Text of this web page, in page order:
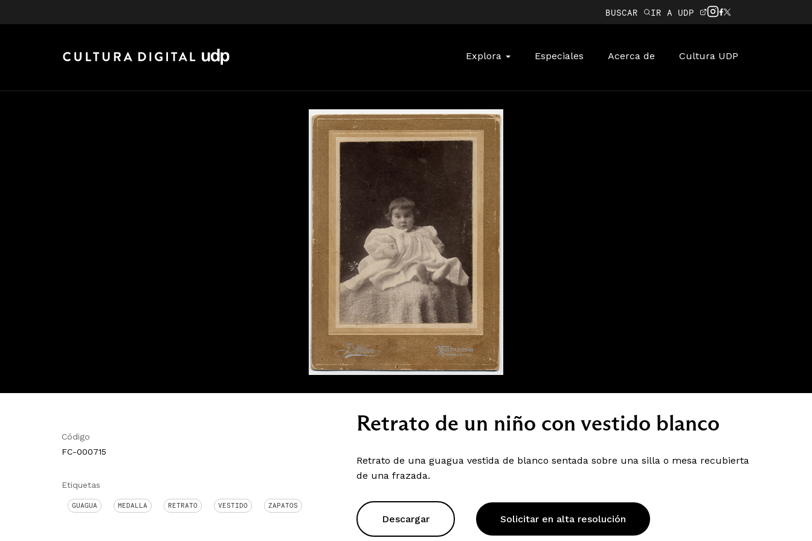
BUSCAR IR A UDP
Explora Especiales Acerca de Cultura UDP
Código
FC-000715
Etiquetas
GUAGUA MEDALLA RETRATO VESTIDO ZAPATOS
Retrato de un niño con vestido blanco
Retrato de una guagua vestida de blanco sentada sobre una silla o mesa recubierta
de una frazada.
Descargar Solicitar en alta resolución